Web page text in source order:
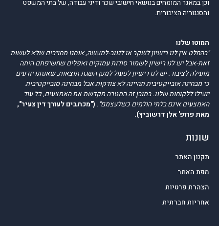
וכן במאגר המומחים בנושאי חישובי שכר ודיני עבודה, של בתי המשפט
והסנגוריה הציבורית.
המוטו שלנו
"בהחלט אין לנו רישיון לשקר או לגנוב-למעשה, אנחנו מחויבים שלא לעשות
זאת-אבל יש לנו רישיון לשמור סודות עמוקים ואפלים שחשיפתם היתה
מועילה לציבור. יש לנו רישיון לפעול למען השגת תוצאות, שאנחנו יודעים
כי מבחינה אובייקטיבית תהיינה לא צודקות אבל מבחינה סובייקטיבית
יועילו ללקוחות שלנו. במובן זה המטרה מקדשת את האמצעים, כל עוד
האמצעים אינם בלתי הולמים כשלעצמם". ("מכתבים לעורך דין צעיר",
מאת פרופ' אלן דרשוביץ).
שונות
תקנון האתר
מפת האתר
הצהרת פרטיות
אחריות חברתית